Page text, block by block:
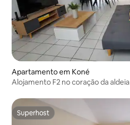
Apartamento em Koné
Alojamento F2 no coração da aldeia
Superhost
Superhost